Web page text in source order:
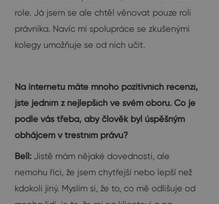
role. Já jsem se ale chtěl věnovat pouze roli
právníka. Navíc mi spolupráce se zkušenými
kolegy umožňuje se od nich učit.
Na internetu máte mnoho pozitivních recenzí,
jste jedním z nejlepších ve svém oboru. Co je
podle vás třeba, aby člověk byl úspěšným
obhájcem v trestním právu?
Bell: Jistě mám nějaké dovednosti, ale
nemohu říci, že jsem chytřejší nebo lepší než
kdokoli jiný. Myslím si, že to, co mě odlišuje od